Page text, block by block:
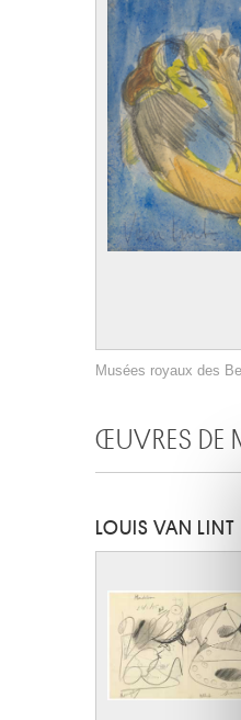
Musées royaux des
ŒUVRES DE
LOUIS VAN LINT